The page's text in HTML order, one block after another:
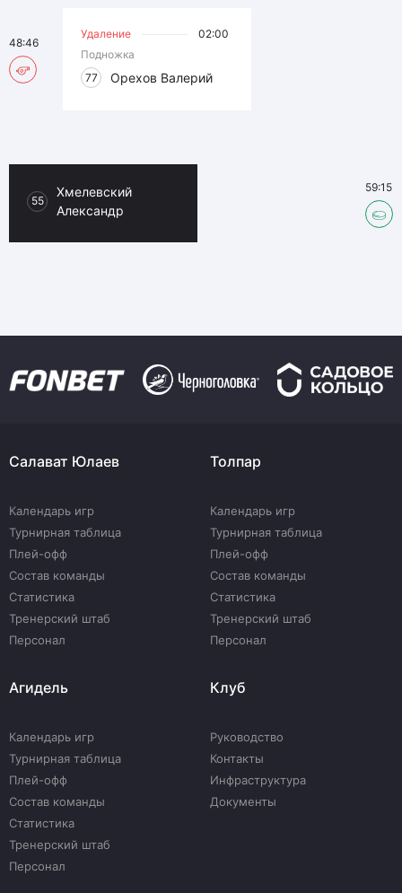
Удаление
02:00
Подножка
77
Орехов Валерий
48:46
55
Хмелевский
Александр
59:15
Салават Юлаев
Календарь игр
Турнирная таблица
Плей-офф
Состав команды
Статистика
Тренерский штаб
Персонал
Толпар
Календарь игр
Турнирная таблица
Плей-офф
Состав команды
Статистика
Тренерский штаб
Персонал
Агидель
Календарь игр
Турнирная таблица
Плей-офф
Состав команды
Статистика
Тренерский штаб
Персонал
Клуб
Руководство
Контакты
Инфраструктура
Документы